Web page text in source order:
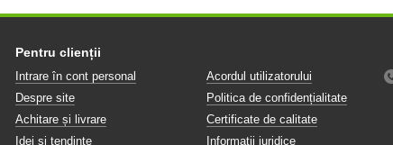
Pentru clienții
Intrare în cont personal
Despre site
Achitare și livrare
Idei și tendințe
Acordul utilizatorului
Politica de confidențialitate
Certificate de calitate
Informații juridice